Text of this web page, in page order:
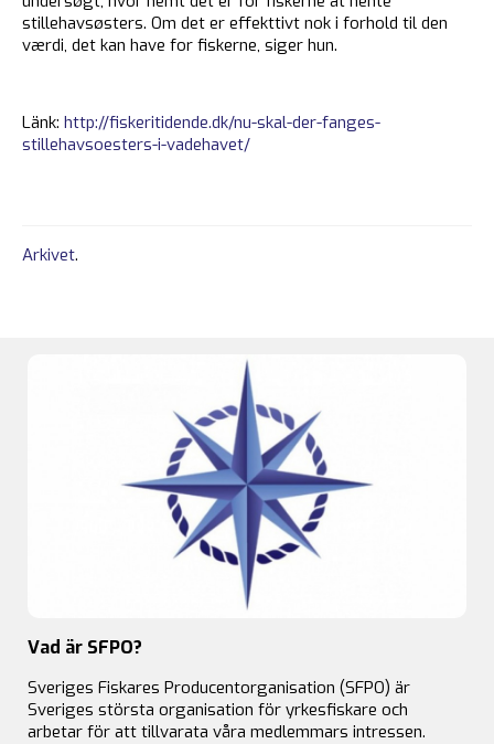
stillehavsøsters. Om det er effekttivt nok i forhold til den
værdi, det kan have for fiskerne, siger hun.
Länk: http://fiskeritidende.dk/nu-skal-der-fanges-
stillehavsoesters-i-vadehavet/
Arkivet.
Vad är SFPO?
Sveriges Fiskares Producentorganisation (SFPO) är
Sveriges största organisation för yrkesfiskare och
arbetar för att tillvarata våra medlemmars intressen.